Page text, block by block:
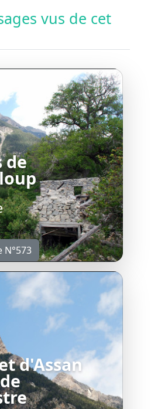
vus de cet
de
N°573
d'Assan